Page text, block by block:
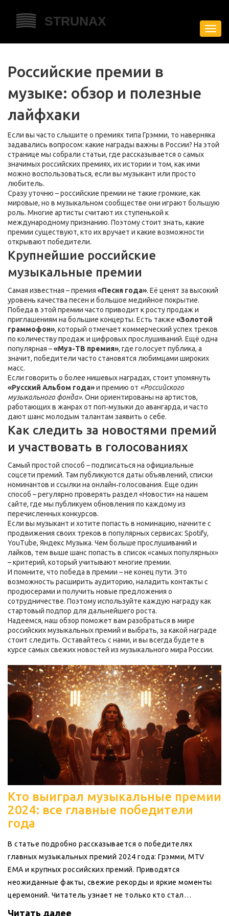
Российские премии в
музыке: обзор и полезные
лайфхаки
Если вы часто слышите о премиях типа Грэмми, то наверняка
задавались вопросом: какие награды важны в России? На этой
странице мы собрали статьи, где рассказывается о самых
значимых российских премиях, их истории и том, как ими
можно воспользоваться, если вы музыкант или просто
любитель.
Сразу уточню – российские премии не такие громкие, как
мировые, но в музыкальном сообществе они играют большую
роль. Многие артисты считают их ступенькой к
международному признанию. Поэтому стоит знать, какие
премии существуют, кто их вручает и какие возможности
открывают победители.
Крупнейшие российские
музыкальные премии
Самая известная – премия «Песня года». Её ценят за высокий
уровень качества песен и большое медийное покрытие.
Победа в этой премии часто приводит к росту продаж и
приглашениям на большие концерты. Есть также «Золотой
граммофон», который отмечает коммерческий успех треков
по количеству продаж и цифровых прослушиваний. Ещё одна
популярная –«Муз-ТВ премия», где голосует публика, а
значит, победители часто становятся любимцами широких
масс.
Если говорить о более нишевых наградах, стоит упомянуть
«Русский Альбом года»и премию от «Российского
музыкального фонда». Они ориентированы на артистов,
работающих в жанрах от поп‑музыки до авангарда, и часто
дают шанс молодым талантам заявить о себе.
Как следить за новостями премий
и участвовать в голосованиях
Самый простой способ – подписаться на официальные
соцсети премий. Там публикуются даты объявлений, списки
номинантов и ссылки на онлайн‑голосования. Еще один
способ – регулярно проверять раздел «Новости» на нашем
сайте, где мы публикуем обновления по каждому из
перечисленных конкурсов.
Если вы музыкант и хотите попасть в номинацию, начните с
продвижения своих треков в популярных сервисах: Spotify,
YouTube, Яндекс Музыка. Чем больше прослушиваний и
лайков, тем выше шанс попасть в список «самых популярных»
– критерий, который учитывают многие премии.
И помните, что победа в премии – не конец пути. Это
возможность расширить аудиторию, наладить контакты с
продюсерами и получить новые предложения о
сотрудничестве. Поэтому используйте каждую награду как
стартовый подпор для дальнейшего роста.
Надеемся, наш обзор поможет вам разобраться в мире
российских музыкальных премий и выбрать, за какой награде
стоит следить. Оставайтесь с нами, и вы всегда будете в
курсе самых свежих новостей из музыкального мира России.
Кто выиграл музыкальные премии
2024: все главные победители
года
В статье подробно рассказывается о победителях
главных музыкальных премий 2024 года: Грэмми, MTV
EMA и крупных российских премий. Приводятся
неожиданные факты, свежие рекорды и яркие моменты
церемоний. Читатель узнает не только кто стал
Читать далее